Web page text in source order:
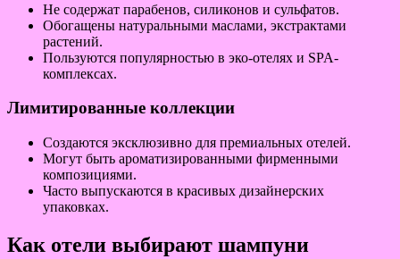
Не содержат парабенов, силиконов и сульфатов.
Обогащены натуральными маслами, экстрактами
растений.
Пользуются популярностью в эко-отелях и SPA-
комплексах.
Лимитированные коллекции
Создаются эксклюзивно для премиальных отелей.
Могут быть ароматизированными фирменными
композициями.
Часто выпускаются в красивых дизайнерских
упаковках.
Как отели выбирают шампуни